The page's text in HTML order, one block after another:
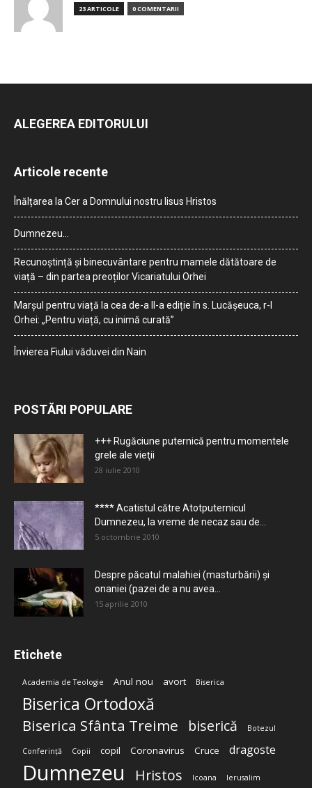
23 ARTICOLE 0 COMENTARII
ALEGEREA EDITORULUI
Articole recente
Înălțarea la Cer a Domnului nostru Iisus Hristos
Dumnezeu…
Recunoștință și binecuvântare pentru mamele dătătoare de
viață – din partea preoților Vicariatului Orhei
Marșul pentru viață la cea de-a II-a ediție în s. Lucășeuca, r-l
Orhei: „Pentru viață, cu inimă curată”
Învierea Fiului văduvei din Nain
POSTĂRI POPULARE
+++ Rugăciune puternică pentru momentele
grele ale vieţii
28 iulie 2010
**** Acatistul către Atotputernicul
Dumnezeu, la vreme de necaz sau de...
5 octombrie 2010
Despre păcatul malahiei (masturbării) şi
onaniei (pazei de a nu avea...
15 aprilie 2010
Etichete
Academia de Teologie Anul nou avort Biserica
Biserica Ortodoxă
Biserica Sfânta Treime biserică Botezul
Conferință Copii copil Coronavirus Cruce dragoste
Dumnezeu Hristos Icoana Ierusalim